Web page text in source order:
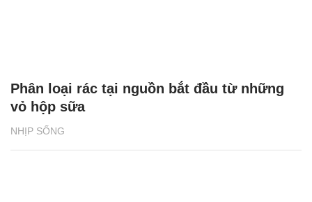
NHỊP SỐNG
Phân loại rác tại nguồn bắt đầu từ những
vỏ hộp sữa